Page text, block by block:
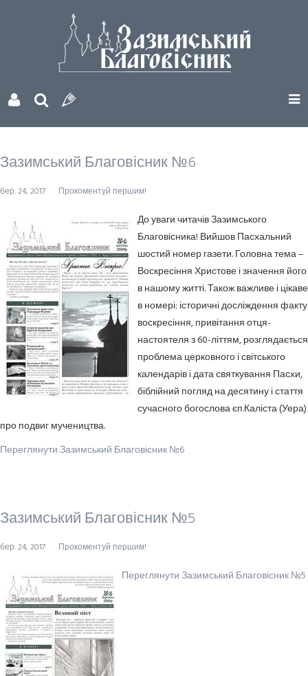
Зазимський Благовісник №6
бер. 24, 2017 Прокоментуй першим!
До уваги читачів Зазимського
Благовісника! Вийшов Пасхальний
шостий номер газети. Головна тема –
Воскресіння Христове і значення його
в нашому житті. Також важливе і цікаве
в номері: історичні досліждення факту
воскресіння, привітання отця-
настоятеля з 60-літтям, розглядається
проблема церковного і світського
календарів і дата святкування Пасхи,
біблійний погляд на десятину і стаття
сучасного богослова єп.Каліста (Уера)
про подвиг мучеництва.
Переглянути Зазимський Благовісник №6
Зазимський Благовісник №5
бер. 24, 2017 Прокоментуй першим!
Переглянути Зазимський Благовісник №5